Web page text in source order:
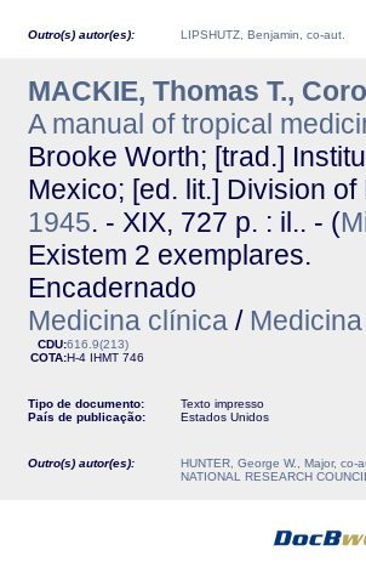
Outro(s) autor(es): LIPSHUTZ, Benjamin, co-aut.
MACKIE, Thomas T.,
A manual of tropical
Brooke Worth; [trad.]
Mexico; [ed. lit.] Division
1945. - XIX, 727 p. : il.. - (
Existem 2 exemplares.
Encadernado
Medicina clínica /
CDU:616.9(213)
COTA:H-4 IHMT 746
Tipo de documento:
Texto impresso
País de publicação:
Estados Unidos
Outro(s) autor(es): HUNTER, George W., Major, co-
NATIONAL RESEARCH